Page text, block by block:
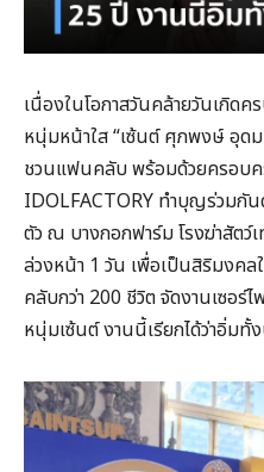
เนื่องในโอกาสวันคล้ายวันเกิ
หนุ่มหน้าใส “เซ้นต์ ศุภพงษ์ อุด
ชวนแฟนคลับ พร้อมด้วยครอบค
IDOLFACTORY ทำบุญร่วมกัน
ตัว ณ บางกอกฟาร์ม โรงฆ่าสัต
ล่วงหน้า 1 วัน เพื่อเป็นสิริมงคล
คลับกว่า 200 ชีวิต จัดงานเซอ
หนุ่มเซ้นต์ งานนี้เรียกได้ว่าอิ่ม